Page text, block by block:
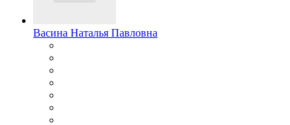
Васина Наталья Павловна